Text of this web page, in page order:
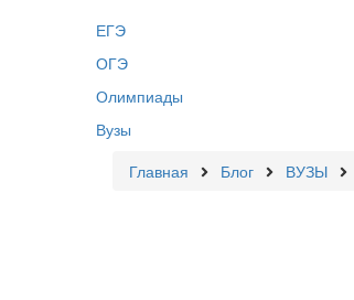
ЕГЭ
ОГЭ
Олимпиады
Вузы
Главная
Блог ВУЗЫ